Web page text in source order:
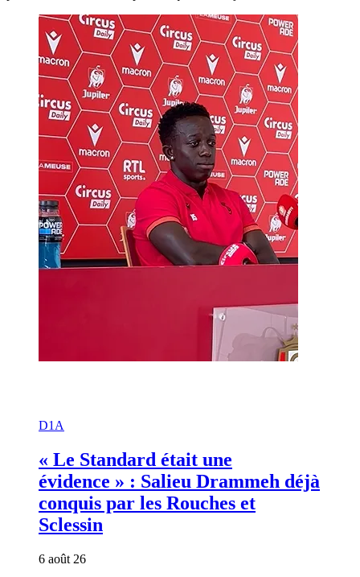
D1A
« Le Standard était une
évidence » : Salieu Drammeh déjà
conquis par les Rouches et
Sclessin
6 août 26